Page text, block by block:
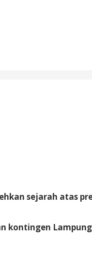
sejarah atas